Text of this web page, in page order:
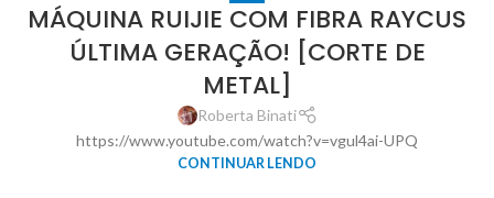
MÁQUINA RUIJIE COM FIBRA RAYCUS
ÚLTIMA GERAÇÃO! [CORTE DE
METAL]
Roberta Binati
https://www.youtube.com/watch?v=vgul4ai-UPQ
CONTINUAR LENDO